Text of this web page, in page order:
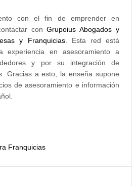
con el fin de emprender en
con Grupoius Abogados y
y Franquicias. Esta red está
experiencia en asesoramiento a
y por su integración de
Gracias a esto, la enseña supone
de asesoramiento e información
Franquicias